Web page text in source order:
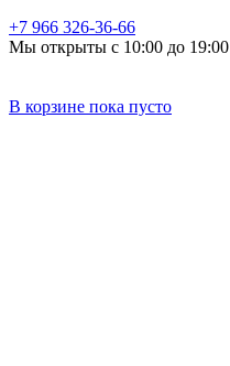
+7 966 326-36-66
Мы открыты с 10:00 до 19:00
В корзине пока пусто